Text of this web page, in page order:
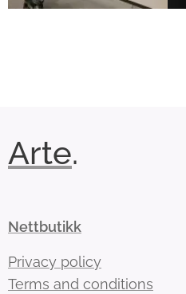
Arte.
Nettbutikk
Privacy policy
Terms and conditions